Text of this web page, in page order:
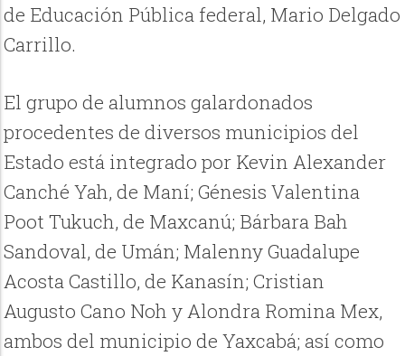
de Educación Pública federal, Mario Delgado
Carrillo.
El grupo de alumnos galardonados
procedentes de diversos municipios del
Estado está integrado por Kevin Alexander
Canché Yah, de Maní; Génesis Valentina
Poot Tukuch, de Maxcanú; Bárbara Bah
Sandoval, de Umán; Malenny Guadalupe
Acosta Castillo, de Kanasín; Cristian
Augusto Cano Noh y Alondra Romina Mex,
ambos del municipio de Yaxcabá; así como